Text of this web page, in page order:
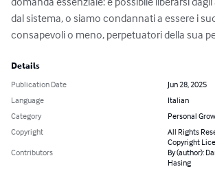
dal sistema, o siamo condannati a essere i
consapevoli o meno, perpetuatori della sua
Details
Publication Date
Jun 28, 2025
Language
Italian
Category
Personal
Copyright
All Rights
Copyright
Contributors
By (author):
Hasing